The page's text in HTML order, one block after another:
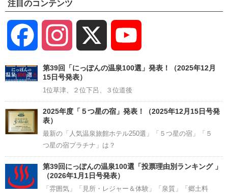
注目のコンテンツ
Facebook Instagram
Channel
第39回「にっぽんの温泉100選」発表！（2025年12月
15日号発表）
1位草津、２位下呂、３位道後
2025年度「５つ星の宿」発表！（2025年12月15日号発
表）
最新の「人気温泉旅館ホテル250選」「５つ星の宿」「５
つ星の宿プラチナ」は？
第39回にっぽんの温泉100選「投票理由別ランキング 」
（2026年1月1日号発表）
「雰囲気」「見所・レジャー＆体験」「泉質」「郷土料